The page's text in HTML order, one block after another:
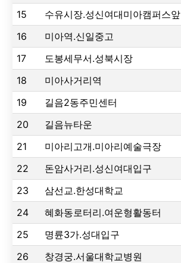
15
수유시장.성신여대미아캠퍼스앞
16
미아역.신일중고
17
도봉세무서.성북시장
18
미아사거리역
19
길음2동주민센터
20
길음뉴타운
21
미아리고개.미아리예술극장
22
돈암사거리.성신여대입구
23
삼선교.한성대학교
24
혜화동로터리.여운형활동터
25
명륜3가.성대입구
26
창경궁.서울대학교병원